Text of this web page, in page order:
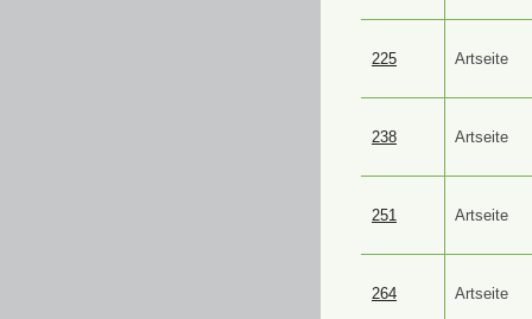
225 Artseite
238 Artseite
251 Artseite
264 Artseite